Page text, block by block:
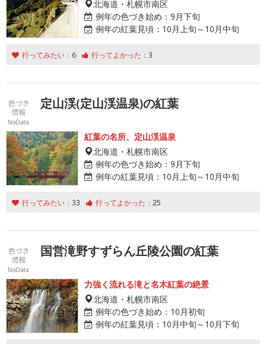
北海道・札幌市南区
例年の色づき始め： 9月下旬
例年の紅葉見頃： 10月上旬～10月中旬
行ってみたい： 6 行ってよかった： 3
定山渓(定山渓温泉)の紅葉
紅葉の名所、定山渓温泉
北海道・札幌市南区
例年の色づき始め： 9月下旬
例年の紅葉見頃： 10月上旬～10月中旬
行ってみたい： 33 行ってよかった： 25
国営滝野すずらん丘陵公園の紅葉
力強く流れる滝と名木紅葉の絶景
北海道・札幌市南区
例年の色づき始め： 10月初旬
例年の紅葉見頃： 10月中旬～10月下旬